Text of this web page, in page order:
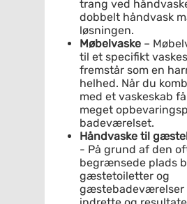
trang ved
dobbelt håndvask
løsningen.
Møbelvaske –
til et specifikt
fremstår som en
helhed. Når du
med et vaskeskab
meget
badeværelset.
Håndvaske til
- På grund af den
begrænsede plads
gæstetoiletter og
gæstebadeværelser